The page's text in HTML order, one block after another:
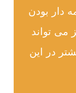
دار بودن
می تواند
در این